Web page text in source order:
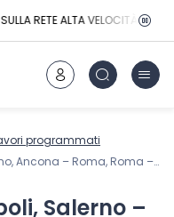
RETE ALTA VELOCITÀ
programmati
Roma – Trieste, Roma – Terni – Foligno
Salerno –